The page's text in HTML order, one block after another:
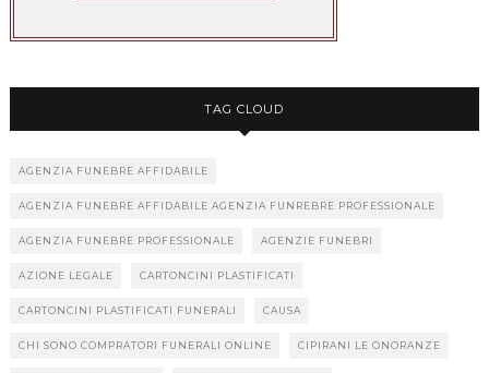
TAG CLOUD
AGENZIA FUNEBRE AFFIDABILE
AGENZIA FUNEBRE AFFIDABILE AGENZIA FUNREBRE PROFESSIONALE
AGENZIA FUNEBRE PROFESSIONALE AGENZIE FUNEBRI
AZIONE LEGALE CARTONCINI PLASTIFICATI
CARTONCINI PLASTIFICATI FUNERALI CAUSA
CHI SONO COMPRATORI FUNERALI ONLINE CIPIRANI LE ONORANZE